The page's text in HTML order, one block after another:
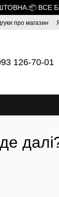
про магазин
126-70-01